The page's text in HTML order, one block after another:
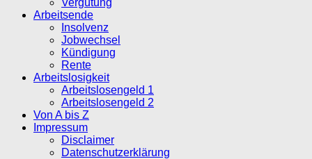
Vergütung
Arbeitsende
Insolvenz
Jobwechsel
Kündigung
Rente
Arbeitslosigkeit
Arbeitslosengeld 1
Arbeitslosengeld 2
Von A bis Z
Impressum
Disclaimer
Datenschutzerklärung